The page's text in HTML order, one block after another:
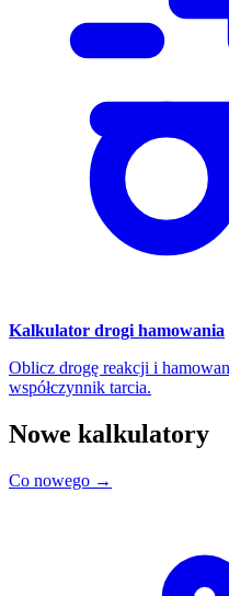
Kalkulator drogi hamowania
Oblicz drogę reakcji i
współczynnik tarcia.
Nowe kalkulatory
Co nowego →